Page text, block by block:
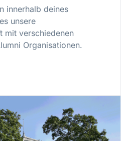
innerhalb deines
unsere
mit verschiedenen
Organisationen.